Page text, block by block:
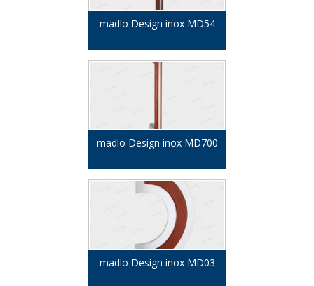
madlo Design inox MD54
madlo Design inox MD700
madlo Design inox MD03